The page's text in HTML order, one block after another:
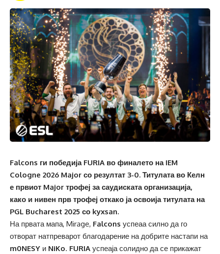
Falcons ги победија FURIA во финалето на IEM
Cologne 2026 Major со резултат 3-0. Титулата во Келн
е првиот Major трофеј за саудиската организација,
како и нивен прв трофеј откако ја освоијатитулата на
PGL Bucharest 2025 со kyxsan.
На првата мапа, Mirage, Falcons успеаа силно да го
отворат натпреварот благодарение на добрите настапи на
m0NESY и NiKo. FURIA успеаја солидно да се прикажат